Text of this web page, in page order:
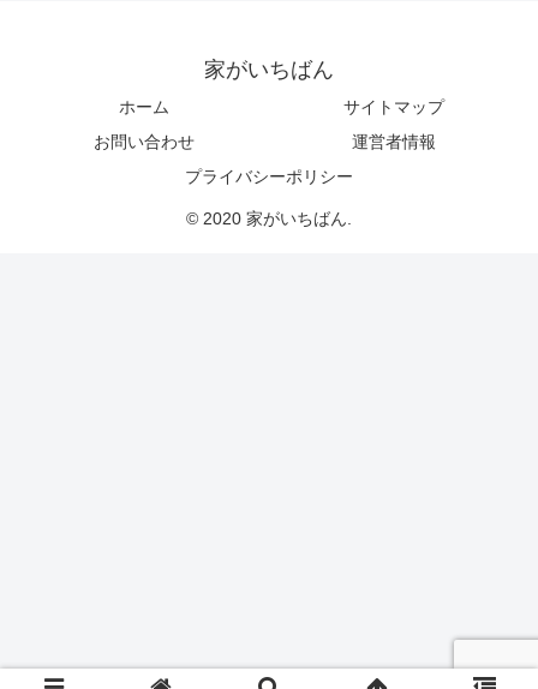
家がいちばん
ホーム
サイトマップ
お問い合わせ
運営者情報
プライバシーポリシー
© 2020 家がいちばん.